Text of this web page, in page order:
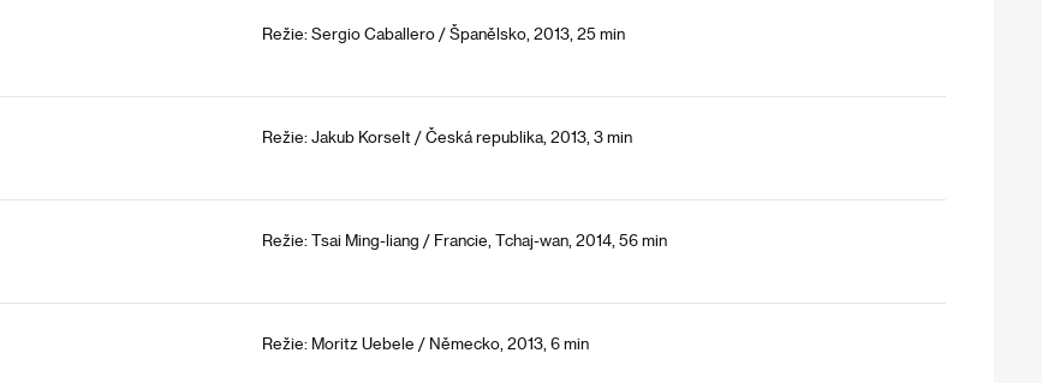
Režie: Sergio Caballero / Španělsko, 2013, 25 min
Režie: Jakub Korselt / Česká republika, 2013, 3 min
Režie: Tsai Ming-liang / Francie, Tchaj-wan, 2014, 56 min
Režie: Moritz Uebele / Německo, 2013, 6 min